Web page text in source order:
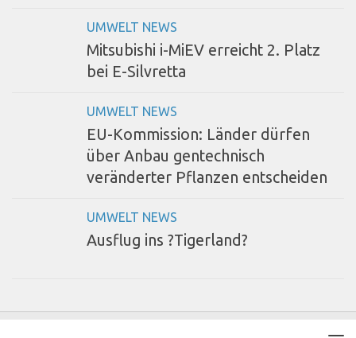
UMWELT NEWS
Mitsubishi i-MiEV erreicht 2. Platz
bei E-Silvretta
UMWELT NEWS
EU-Kommission: Länder dürfen
über Anbau gentechnisch
veränderter Pflanzen entscheiden
UMWELT NEWS
Ausflug ins ?Tigerland?